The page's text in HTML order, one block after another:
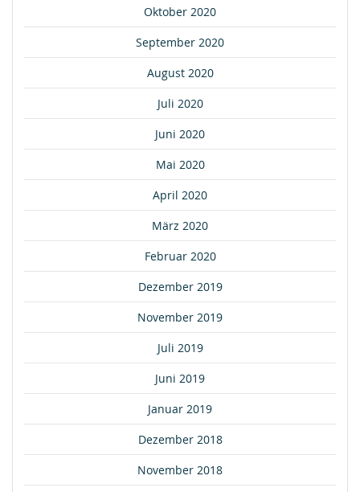
Oktober 2020
September 2020
August 2020
Juli 2020
Juni 2020
Mai 2020
April 2020
März 2020
Februar 2020
Dezember 2019
November 2019
Juli 2019
Juni 2019
Januar 2019
Dezember 2018
November 2018